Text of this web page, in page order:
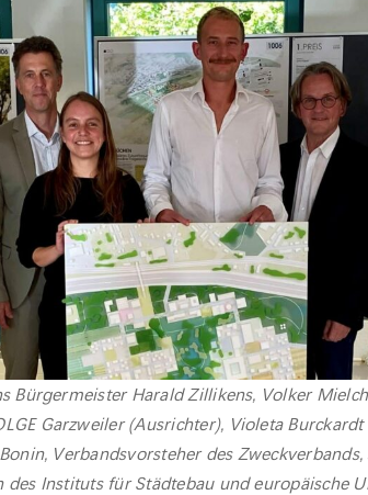
Bürgermeister Harald Zillikens, Volker
Garzweiler (Ausrichter), Violeta
Verbandsvorsteher des
Instituts für Städtebau und europäische